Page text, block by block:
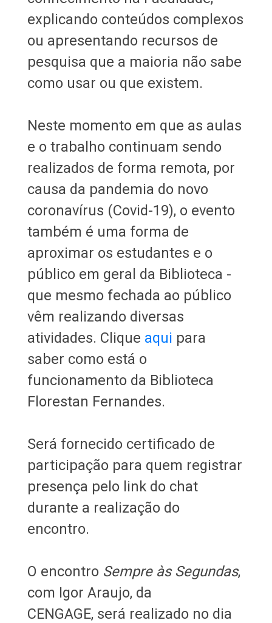
explicando conteúdos complexos
ou apresentando recursos de
pesquisa que a maioria não sabe
como usar ou que existem.
Neste momento em que as aulas
e o trabalho continuam sendo
realizados de forma remota, por
causa da pandemia do novo
coronavírus (Covid-19), o evento
também é uma forma de
aproximar os estudantes e o
público em geral da Biblioteca -
que mesmo fechada ao público
vêm realizando diversas
atividades. Clique aqui para
saber como está o
funcionamento da Biblioteca
Florestan Fernandes.
Será fornecido certificado de
participação para quem registrar
presença pelo link do chat
durante a realização do
encontro.
O encontro Sempre às Segundas,
com Igor Araujo, da
CENGAGE, será realizado no dia